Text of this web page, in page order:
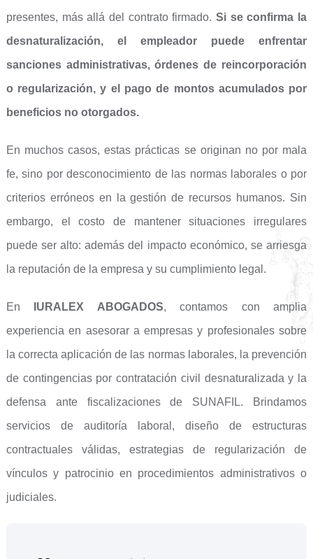
presentes, más allá del contrato firmado.Si se confirma la
desnaturalización, el empleador puede enfrentar
sanciones administrativas, órdenes de reincorporación
o regularización, y el pago de montos acumulados por
beneficios no otorgados.
En muchos casos, estas prácticas se originan no por mala
fe, sino por desconocimiento de las normas laborales o por
criterios erróneos en la gestión de recursos humanos. Sin
embargo, el costo de mantener situaciones irregulares
puede ser alto: además del impacto económico, se arriesga
la reputación de la empresa y su cumplimiento legal.
En IURALEX ABOGADOS, contamos con amplia
experiencia en asesorar a empresas y profesionales sobre
la correcta aplicación de las normas laborales, la prevención
de contingencias por contratación civil desnaturalizada y la
defensa ante fiscalizaciones de SUNAFIL. Brindamos
servicios de auditoría laboral, diseño de estructuras
contractuales válidas, estrategias de regularización de
vínculos y patrocinio en procedimientos administrativos o
judiciales.